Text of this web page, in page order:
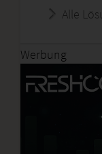
Alle
Werbung